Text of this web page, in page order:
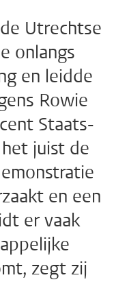
Utrechtse
onlangs
en leidde
Rowie
Staats-
juist de
en een
er vaak
zegt zij